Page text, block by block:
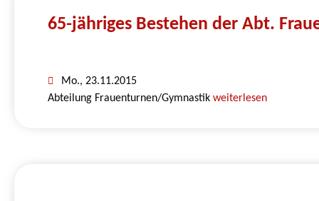
65-jähriges Bestehen der Abt.
Mo., 23.11.2015
Abteilung Frauenturnen/Gymnastikweiterlesen